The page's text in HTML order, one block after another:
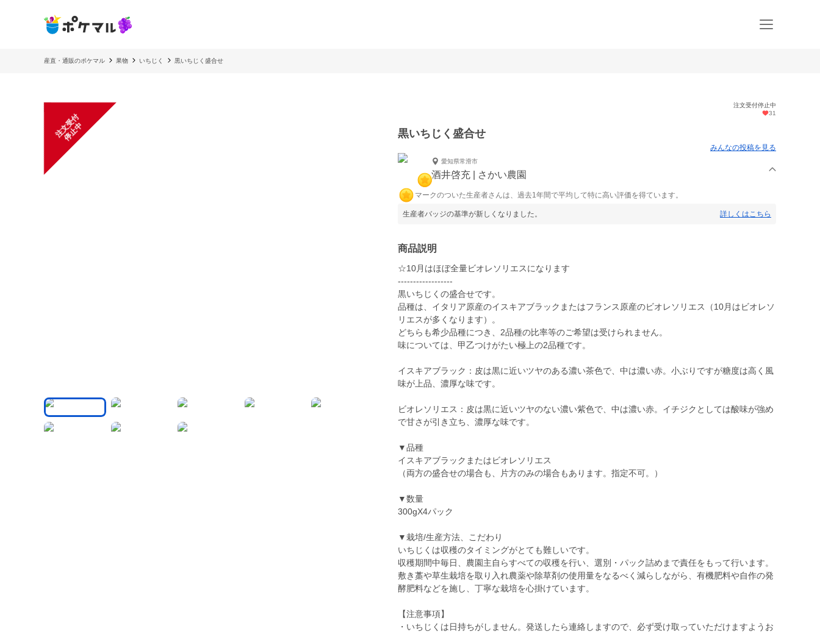
産直・通販のポケマル 果物 いちじく 黒いちじく盛合せ
注
文
受
付
停
止
中
注文受付停止中
31
黒いちじく盛合せ
みんなの投稿を見る
愛知県常滑市
酒井啓充 | さかい農園
マークのついた生産者さんは、過去1年間で平均して特に高い評価を得ています。
生産者バッジの基準が新しくなりました。 詳しくはこちら
商品説明
☆10月はほぼ全量ビオレソリエスになります
------------------
黒いちじくの盛合せです。
品種は、イタリア原産のイスキアブラックまたはフランス原産のビオレソリエス（10月はビオレソ
リエスが多くなります）。
どちらも希少品種につき、2品種の比率等のご希望は受けられません。
味については、甲乙つけがたい極上の2品種です。
イスキアブラック：皮は黒に近いツヤのある濃い茶色で、中は濃い赤。小ぶりですが糖度は高く風
味が上品、濃厚な味です。
ビオレソリエス：皮は黒に近いツヤのない濃い紫色で、中は濃い赤。イチジクとしては酸味が強め
で甘さが引き立ち、濃厚な味です。
▼品種
イスキアブラックまたはビオレソリエス
（両方の盛合せの場合も、片方のみの場合もあります。指定不可。）
▼数量
300gX4パック
▼栽培/生産方法、こだわり
いちじくは収穫のタイミングがとても難しいです。
収穫期間中毎日、農園主自らすべての収穫を行い、選別・パック詰めまで責任をもって行います。
敷き藁や草生栽培を取り入れ農薬や除草剤の使用量をなるべく減らしながら、有機肥料や自作の発
酵肥料などを施し、丁寧な栽培を心掛けています。
【注意事項】
・いちじくは日持ちがしません。発送したら連絡しますので、必ず受け取っていただけますようお